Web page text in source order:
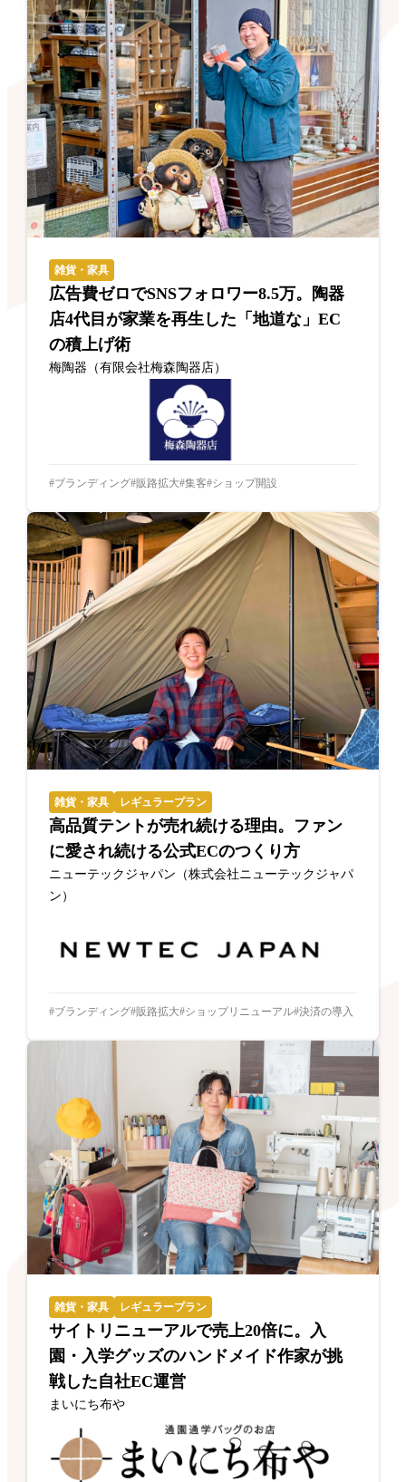
雑貨・家具
広告費ゼロでSNSフォロワー8.5万。陶器
店4代目が家業を再生した「地道な」EC
の積上げ術
梅陶器（有限会社梅森陶器店）
ブランディング 販路拡大 集客 ショップ開設
雑貨・家具 レギュラープラン
高品質テントが売れ続ける理由。ファン
に愛され続ける公式ECのつくり方
ニューテックジャパン（株式会社ニューテックジャパ
ン）
ブランディング 販路拡大 ショップリニューアル 決済の導入
雑貨・家具 レギュラープラン
サイトリニューアルで売上20倍に。入
園・入学グッズのハンドメイド作家が挑
戦した自社EC運営
まいにち布や